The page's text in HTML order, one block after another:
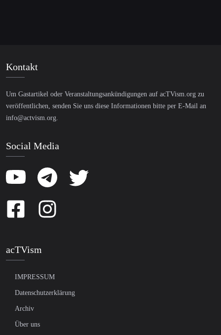
Kontakt
Um Gastartikel oder Veranstaltungsankündigungen auf acTVism.org zu
veröffentlichen, senden Sie uns diese Informationen bitte per E-Mail an
info@actvism.org
Social Media
acTVism
IMPRESSUM
Datenschutzerklärung
Archiv
Über uns